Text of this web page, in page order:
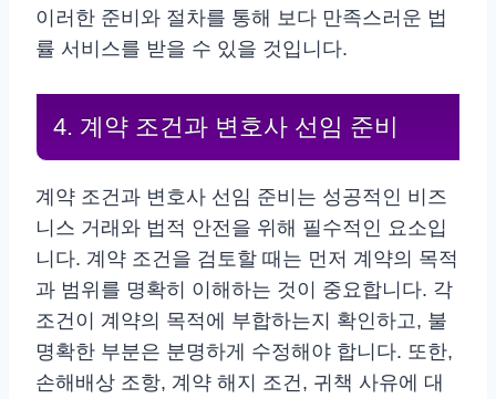
이러한 준비와 절차를 통해 보다 만족스러운 법
률 서비스를 받을 수 있을 것입니다.
4. 계약 조건과 변호사 선임 준비
계약 조건과 변호사 선임 준비는 성공적인 비즈
니스 거래와 법적 안전을 위해 필수적인 요소입
니다. 계약 조건을 검토할 때는 먼저 계약의 목적
과 범위를 명확히 이해하는 것이 중요합니다. 각
조건이 계약의 목적에 부합하는지 확인하고, 불
명확한 부분은 분명하게 수정해야 합니다. 또한,
손해배상 조항, 계약 해지 조건, 귀책 사유에 대